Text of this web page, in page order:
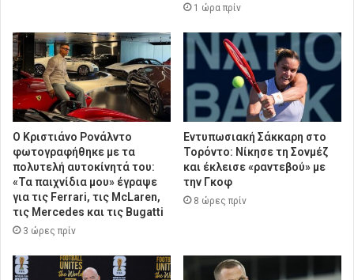
1 ώρα πρίν
Ο Κριστιάνο Ρονάλντο
φωτογραφήθηκε με τα
πολυτελή αυτοκίνητά του:
«Τα παιχνίδια μου» έγραψε
για τις Ferrari, τις McLaren,
τις Mercedes και τις Bugatti
3 ώρες πρίν
Εντυπωσιακή Σάκκαρη στο
Τορόντο: Νίκησε τη Σονμέζ
και έκλεισε «ραντεβού» με
την Γκοφ
8 ώρες πρίν